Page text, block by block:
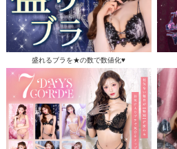
盛れるブラを★の数で数値化♥